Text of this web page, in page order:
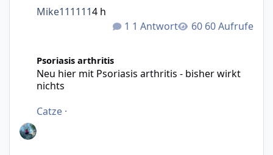
1 Antwort 60 Aufrufe
Mike1111114 h
Psoriasis arthritis
Neu hier mit Psoriasis arthritis - bisher wirkt
nichts
Catze ·